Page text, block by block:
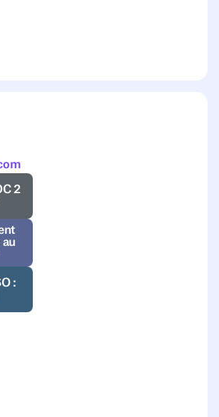
2
: